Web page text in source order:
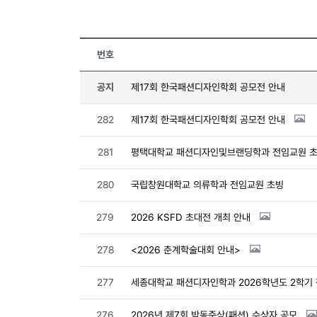
번호
공지 제17회 한국패션디자인학회 공모전 안내
282 제17회 한국패션디자인학회 공모전 안내
281 평택대학교 패션디자인및브랜딩학과 전임교원
280 국립창원대학교 의류학과 전임교원 초빙
279 2026 KSFD 초대전 개최 안내
278 <2026 춘계학술대회 안내>
277 세종대학교 패션디자인학과 2026학년도 2학기